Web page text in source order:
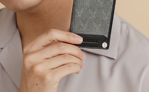
股份有限公司」（以下簡稱本公司）所提供，讓
服務購買商品或服務，並由商店將買賣／分期付款
後，依約使用本公司帳單繳交帳款。
哥付你分期」之契約關係目的，商店將以您的個人
址）提供予台灣大哥大進項蒐集、處理及利用，
期帳單所需資料之確認、核對及更正。
閱以下連結： https://oppay.tw/userRule
當下不需立刻繳費，但若您需要取消訂單，請聯絡
家同意取消之訂單仍視為有效，需透過AFTEE先享
先享後付 」之結帳頁面顯示為準，若有關於
消欲退款等相關疑問，請聯繫「AFTEE先享後付
support/home
有限公司提供之「AFTEE先享後付」服務完成之交
圍內提供個人資料，並將交易相關給付款項請求債
含以上)免運費